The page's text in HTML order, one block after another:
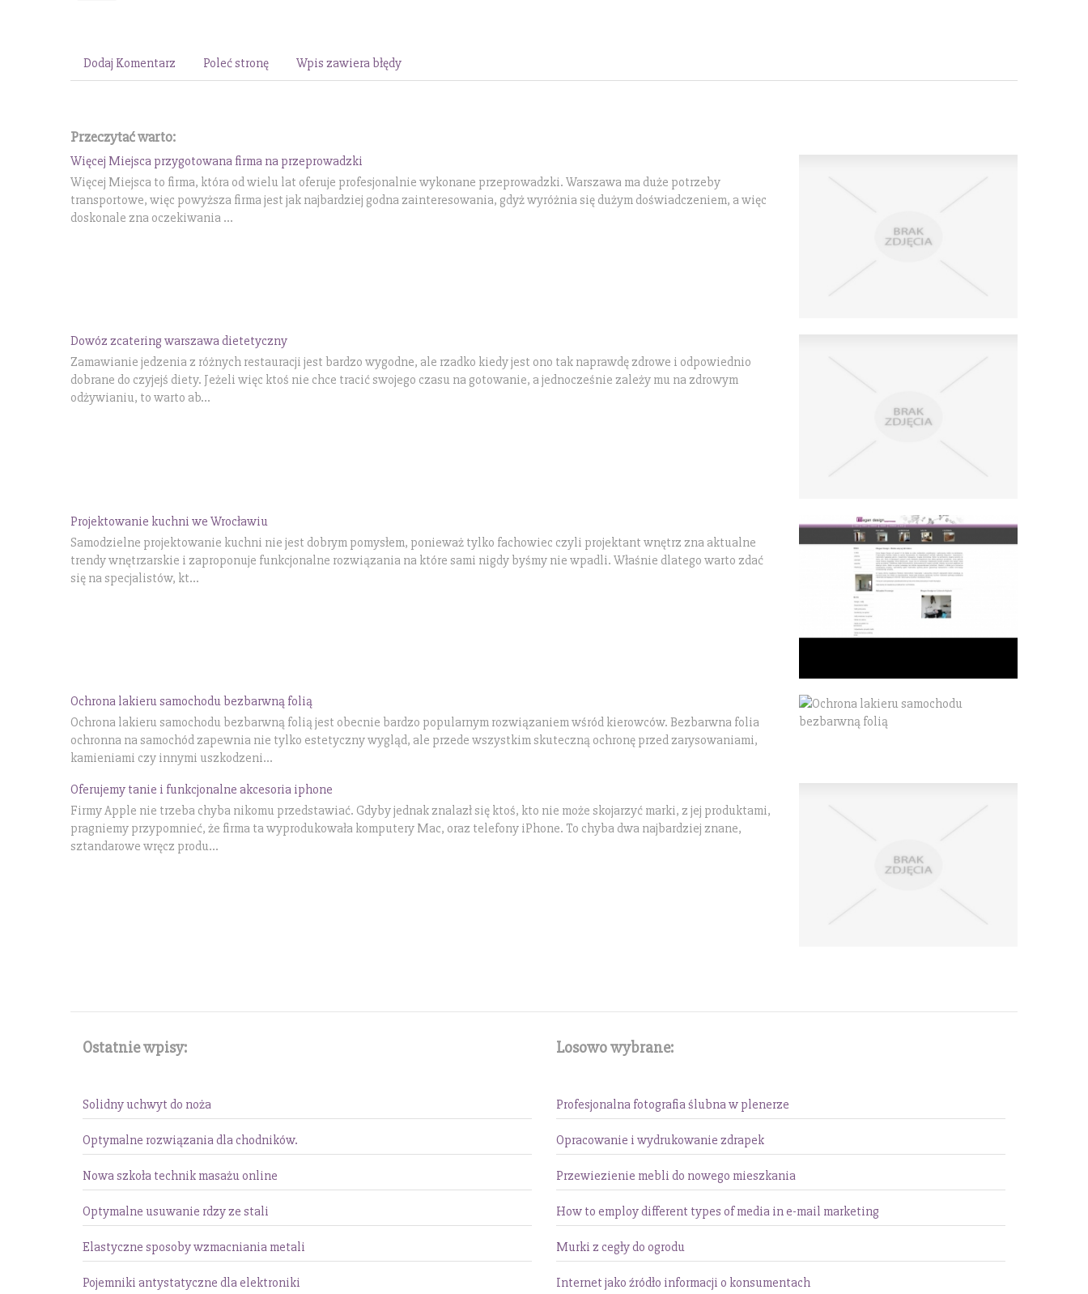
Dodaj Komentarz Poleć stronę Wpis zawiera błędy
Przeczytać warto:
Więcej Miejsca przygotowana firma na przeprowadzki
Więcej Miejsca to firma, która od wielu lat oferuje profesjonalnie wykonane przeprowadzki. Warszawa ma duże potrzeby
transportowe, więc powyższa firma jest jak najbardziej godna zainteresowania, gdyż wyróżnia się dużym doświadczeniem, a więc
doskonale zna oczekiwania ...
Dowóz zcatering warszawa dietetyczny
Zamawianie jedzenia z różnych restauracji jest bardzo wygodne, ale rzadko kiedy jest ono tak naprawdę zdrowe i odpowiednio
dobrane do czyjejś diety. Jeżeli więc ktoś nie chce tracić swojego czasu na gotowanie, a jednocześnie zależy mu na zdrowym
odżywianiu, to warto ab...
Projektowanie kuchni we Wrocławiu
Samodzielne projektowanie kuchni nie jest dobrym pomysłem, ponieważ tylko fachowiec czyli projektant wnętrz zna aktualne
trendy wnętrzarskie i zaproponuje funkcjonalne rozwiązania na które sami nigdy byśmy nie wpadli. Właśnie dlatego warto zdać
się na specjalistów, kt...
Ochrona lakieru samochodu bezbarwną folią
Ochrona lakieru samochodu bezbarwną folią jest obecnie bardzo popularnym rozwiązaniem wśród kierowców. Bezbarwna folia
ochronna na samochód zapewnia nie tylko estetyczny wygląd, ale przede wszystkim skuteczną ochronę przed zarysowaniami,
kamieniami czy innymi uszkodzeni...
Oferujemy tanie i funkcjonalne akcesoria iphone
Firmy Apple nie trzeba chyba nikomu przedstawiać. Gdyby jednak znalazł się ktoś, kto nie może skojarzyć marki, z jej produktami,
pragniemy przypomnieć, że firma ta wyprodukowała komputery Mac, oraz telefony iPhone. To chyba dwa najbardziej znane,
sztandarowe wręcz produ...
Ostatnie wpisy:
Solidny uchwyt do noża
Optymalne rozwiązania dla chodników.
Nowa szkoła technik masażu online
Optymalne usuwanie rdzy ze stali
Elastyczne sposoby wzmacniania metali
Pojemniki antystatyczne dla elektroniki
Losowo wybrane:
Profesjonalna fotografia ślubna w plenerze
Opracowanie i wydrukowanie zdrapek
Przewiezienie mebli do nowego mieszkania
How to employ different types of media in e-mail marketing
Murki z cegły do ogrodu
Internet jako źródło informacji o konsumentach